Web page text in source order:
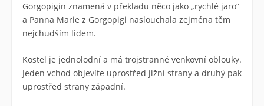
Gorgopigin znamená v překladu něco jako „rychlé jaro“
a Panna Marie z Gorgopigi naslouchala zejména těm
nejchudším lidem.
Kostel je jednolodní a má trojstranné venkovní oblouky.
Jeden vchod objevíte uprostřed jižní strany a druhý pak
uprostřed strany západní.